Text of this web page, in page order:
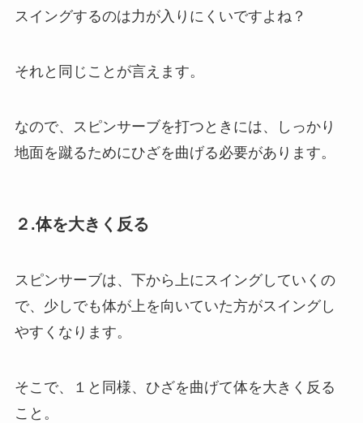
スイングするのは力が入りにくいですよね？
それと同じことが言えます。
なので、スピンサーブを打つときには、しっかり
地面を蹴るためにひざを曲げる必要があります。
２.体を大きく反る
スピンサーブは、下から上にスイングしていくの
で、少しでも体が上を向いていた方がスイングし
やすくなります。
そこで、１と同様、ひざを曲げて体を大きく反る
こと。